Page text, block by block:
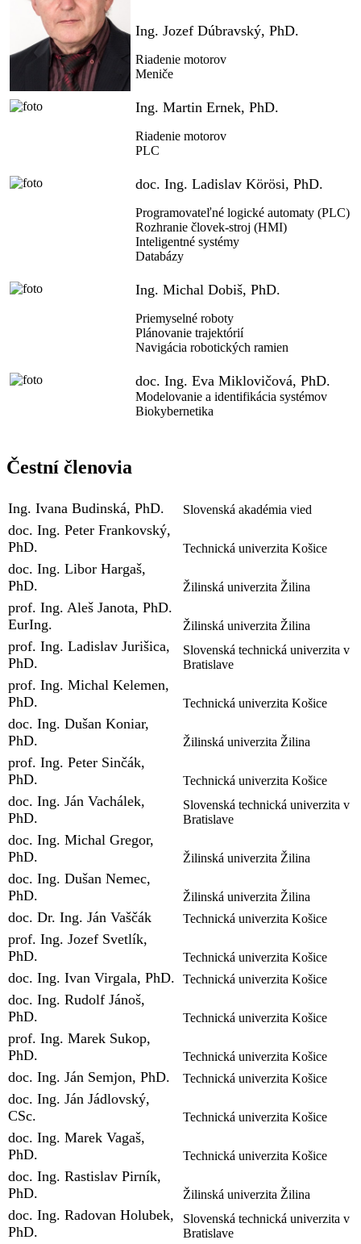
Ing. Jozef Dúbravský, PhD.
Riadenie motorov
Meniče
Ing. Martin Ernek, PhD.
Riadenie motorov
PLC
doc. Ing. Ladislav Körösi, PhD.
Programovateľné logické automaty (PLC)
Rozhranie človek-stroj (HMI)
Inteligentné systémy
Databázy
Ing. Michal Dobiš, PhD.
Priemyselné roboty
Plánovanie trajektórií
Navigácia robotických ramien
doc. Ing. Eva Miklovičová, PhD.
Modelovanie a identifikácia systémov
Biokybernetika
Čestní členovia
Ing. Ivana Budinská, PhD. Slovenská akadémia vied
doc. Ing. Peter Frankovský,
PhD.
Technická univerzita Košice
doc. Ing. Libor Hargaš,
PhD.
Žilinská univerzita Žilina
prof. Ing. Aleš Janota, PhD.
EurIng.
Žilinská univerzita Žilina
prof. Ing. Ladislav Jurišica,
PhD.
Slovenská technická univerzita v
Bratislave
prof. Ing. Michal Kelemen,
PhD.
Technická univerzita Košice
doc. Ing. Dušan Koniar,
PhD.
Žilinská univerzita Žilina
prof. Ing. Peter Sinčák,
PhD.
Technická univerzita Košice
doc. Ing. Ján Vachálek,
PhD.
Slovenská technická univerzita v
Bratislave
doc. Ing. Michal Gregor,
PhD.
Žilinská univerzita Žilina
doc. Ing. Dušan Nemec,
PhD.
Žilinská univerzita Žilina
doc. Dr. Ing. Ján Vaščák Technická univerzita Košice
prof. Ing. Jozef Svetlík,
PhD.
Technická univerzita Košice
doc. Ing. Ivan Virgala, PhD. Technická univerzita Košice
doc. Ing. Rudolf Jánoš,
PhD.
Technická univerzita Košice
prof. Ing. Marek Sukop,
PhD.
Technická univerzita Košice
doc. Ing. Ján Semjon, PhD. Technická univerzita Košice
doc. Ing. Ján Jádlovský,
CSc.
Technická univerzita Košice
doc. Ing. Marek Vagaš,
PhD.
Technická univerzita Košice
doc. Ing. Rastislav Pirník,
PhD.
Žilinská univerzita Žilina
doc. Ing. Radovan Holubek,
PhD.
Slovenská technická univerzita v
Bratislave